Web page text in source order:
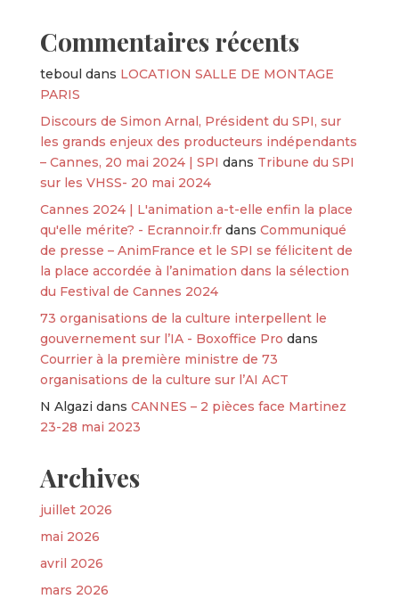
Commentaires récents
teboul dans LOCATION SALLE DE MONTAGE
PARIS
Discours de Simon Arnal, Président du SPI, sur
les grands enjeux des producteurs indépendants
– Cannes, 20 mai 2024 | SPI dans Tribune du SPI
sur les VHSS- 20 mai 2024
Cannes 2024 | L'animation a-t-elle enfin la place
qu'elle mérite? - Ecrannoir.frdans Communiqué
de presse – AnimFrance et le SPI se félicitent de
la place accordée à l’animation dans la sélection
du Festival de Cannes 2024
73 organisations de la culture interpellent le
gouvernement sur l’IA - Boxoffice Pro dans
Courrier à la première ministre de 73
organisations de la culture sur l’AI ACT
N Algazi dans CANNES – 2 pièces face Martinez
23-28 mai 2023
Archives
juillet 2026
mai 2026
avril 2026
mars 2026